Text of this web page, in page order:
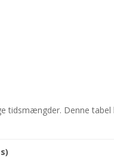
tidsmængder. Denne